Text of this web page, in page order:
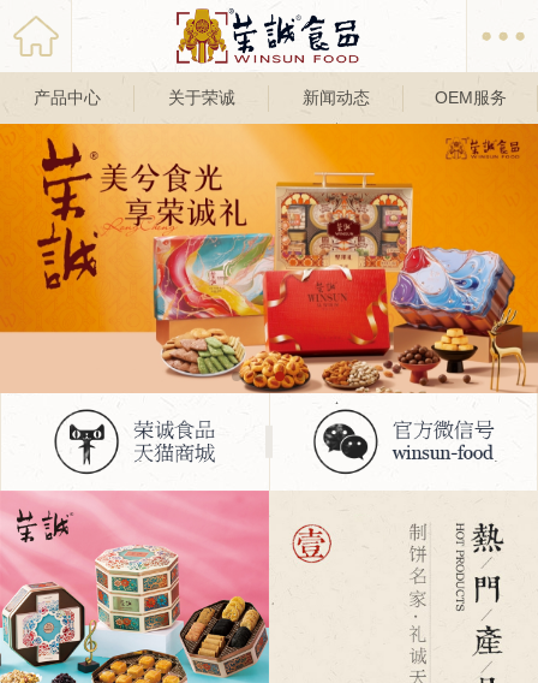
产品中心 关于荣诚 新闻动态 OEM服务